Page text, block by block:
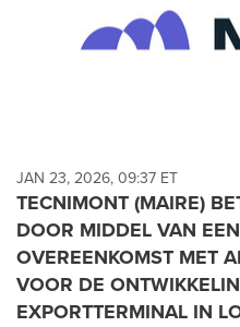
JAN 23, 2026, 09:37 ET
TECNIMONT (MAIRE)
DOOR MIDDEL VAN
OVEREENKOMST MET
VOOR DE
EXPORTTERMINAL IN